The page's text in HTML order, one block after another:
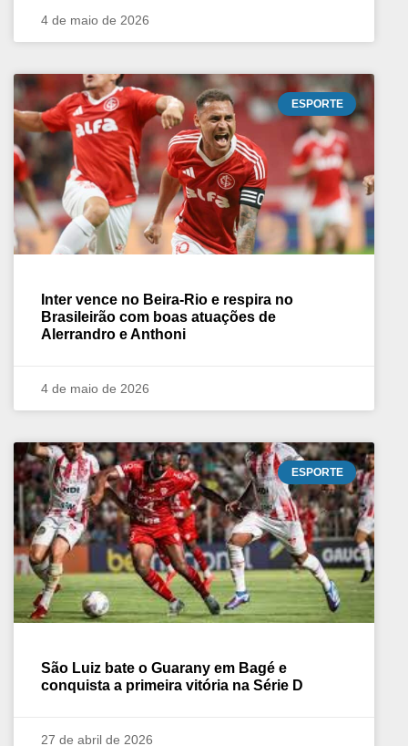
4 de maio de 2026
ESPORTE
Inter vence no Beira-Rio e respira no
Brasileirão com boas atuações de
Alerrandro e Anthoni
4 de maio de 2026
ESPORTE
São Luiz bate o Guarany em Bagé e
conquista a primeira vitória na Série D
27 de abril de 2026